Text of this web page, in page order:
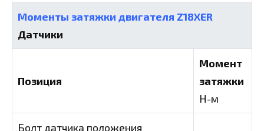
Моменты затяжки двигателя Z18XER
Датчики
Позиция
Момент
затяжки
Н-м
Болт датчика положения